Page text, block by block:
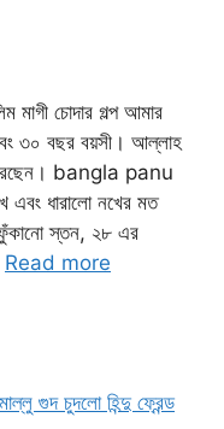
চোদার গল্প আমার
৩০ বছর বয়সী। আল্লাহ
করেছেন। bangla panu
ধারালো নখের মত
ফুঁকানো স্তন, ২৮ এর
Read more
গুদ চুদলো হিন্দু ফ্রেন্ড